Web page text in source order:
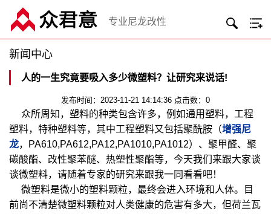
专业尼龙改性
新闻中心
人的一生究竟要吸入多少微塑料？让研究来说话!
发布时间：2023-11-21 14:14:36 点击数：0
众所周知，塑料的种类包含许多，例如通用塑料，工程
塑料，特种塑料等，其中工程塑料又包括聚酰胺（增强尼
龙，PA610,PA612,PA12,PA1010,PA1012）、聚甲醛、聚
碳酸酯、改性聚苯醚、热塑性聚酯等，今天我们来跟大家谈
谈微塑料，请随着专家的研究来跟我一同看看吧！
微塑料是微小的塑料颗粒，最终会进入环境和人体。目
前尚不清楚微塑料颗粒对人类健康的危害有多大，但荷兰瓦